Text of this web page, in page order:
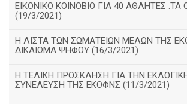
ΕΙΚΟΝΙΚΟ ΚΟΙΝΟΒΙΟ ΓΙΑ 40 ΑΘΛΗΤΕΣ
(19/3/2021)
Η ΛΙΣΤΑ ΤΩΝ ΣΩΜΑΤΕΙΩΝ ΜΕΛΩΝ ΤΗΣ
ΔΙΚΑΙΩΜΑ ΨΗΦΟΥ (16/3/2021)
Η ΤΕΛΙΚΗ ΠΡΟΣΚΛΗΣΗ ΓΙΑ ΤΗΝ
ΣΥΝΕΛΕΥΣΗ ΤΗΣ ΕΚΟΦΝΣ (11/3/2021)